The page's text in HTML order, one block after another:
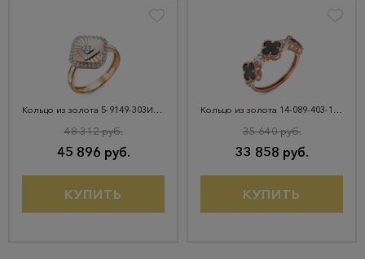
Кольцо из золота 5-9149-303И4-1КБ
45 896 руб.
48 312 руб.
КУПИТЬ
Кольцо из золота 14-089-403-1К-ОнкЧ
33 858 руб.
35 640 руб.
КУПИТЬ